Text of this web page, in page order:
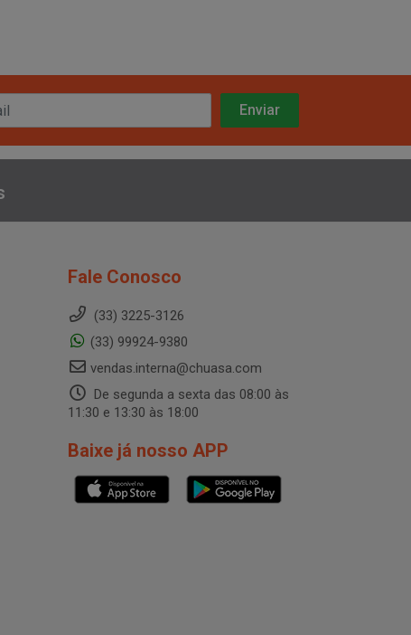
Fale Conosco
(33) 3225-3126
(33) 99924-9380
vendas.interna@chuasa.com
De segunda a sexta das 08:00 às
11:30 e 13:30 às 18:00
Baixe já nosso APP